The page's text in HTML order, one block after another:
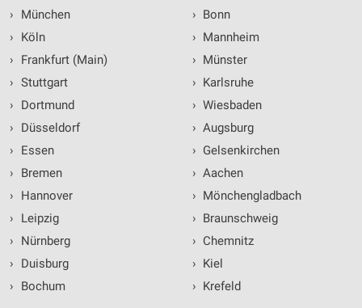
›
München
›
Köln
›
Frankfurt (Main)
› Stuttgart
›
Dortmund
›
Düsseldorf
›
Essen
›
Bremen
›
Hannover
›
Leipzig
›
Nürnberg
›
Duisburg
›
Bochum
› Bonn
› Mannheim
› Münster
› Karlsruhe
› Wiesbaden
› Augsburg
› Gelsenkirchen
› Aachen
› Mönchengladbach
› Braunschweig
› Chemnitz
› Kiel
› Krefeld